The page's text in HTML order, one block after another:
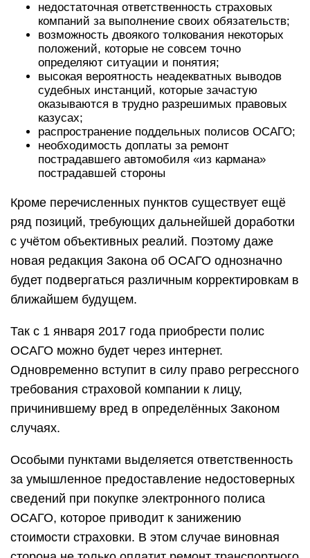
недостаточная ответственность страховых
компаний за выполнение своих обязательств;
возможность двоякого толкования некоторых
положений, которые не совсем точно
определяют ситуации и понятия;
высокая вероятность неадекватных выводов
судебных инстанций, которые зачастую
оказываются в трудно разрешимых правовых
казусах;
распространение поддельных полисов ОСАГО;
необходимость доплаты за ремонт
пострадавшего автомобиля «из кармана»
пострадавшей стороны
Кроме перечисленных пунктов существует ещё
ряд позиций, требующих дальнейшей доработки
с учётом объективных реалий. Поэтому даже
новая редакция Закона об ОСАГО однозначно
будет подвергаться различным корректировкам в
ближайшем будущем.
Так с 1 января 2017 года приобрести полис
ОСАГО можно будет через интернет.
Одновременно вступит в силу право регрессного
требования страховой компании к лицу,
причинившему вред в определённых Законом
случаях.
Особыми пунктами выделяется ответственность
за умышленное предоставление недостоверных
сведений при покупке электронного полиса
ОСАГО, которое приводит к занижению
стоимости страховки. В этом случае виновная